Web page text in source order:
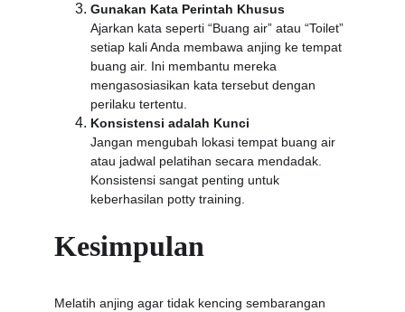
Gunakan Kata Perintah Khusus
Ajarkan kata seperti “Buang air” atau “Toilet”
setiap kali Anda membawa anjing ke tempat
buang air. Ini membantu mereka
mengasosiasikan kata tersebut dengan
perilaku tertentu.
Konsistensi adalah Kunci
Jangan mengubah lokasi tempat buang air
atau jadwal pelatihan secara mendadak.
Konsistensi sangat penting untuk
keberhasilan potty training.
Kesimpulan
Melatih anjing agar tidak kencing sembarangan